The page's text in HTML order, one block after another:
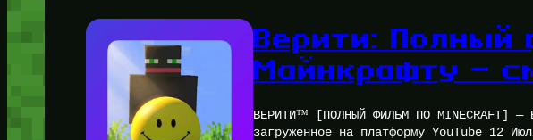
Верити: Полный
Майнкрафту —
ВЕРИТИ™ [ПОЛНЫЙ ФИЛЬМ ПО MINECRAFT] —
загруженное на платформу YouTube 12